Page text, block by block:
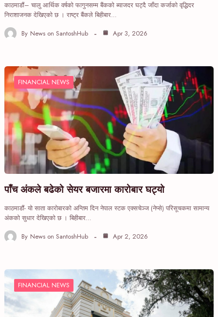
काठमाडौं– चालु आर्थिक वर्षको फागुनसम्म बैंकको ब्याजदर घट्दै जाँदा कर्जाको वृद्धिदर
निराशाजनक देखिएको छ । राष्ट्र बैंकले बिहीबार…
By News on SantoshHub Apr 3, 2026
FINANCIAL NEWS
पाँच अंकले बढेको सेयर बजारमा कारोबार घट्यो
काठमाडौं- यो साता कारोबारको अन्तिम दिन नेपाल स्टक एक्सचेञ्ज (नेप्से) परिसूचकमा सामान्य
अंकको सुधार देखिएको छ । बिहीबार…
By News on SantoshHub Apr 2, 2026
FINANCIAL NEWS